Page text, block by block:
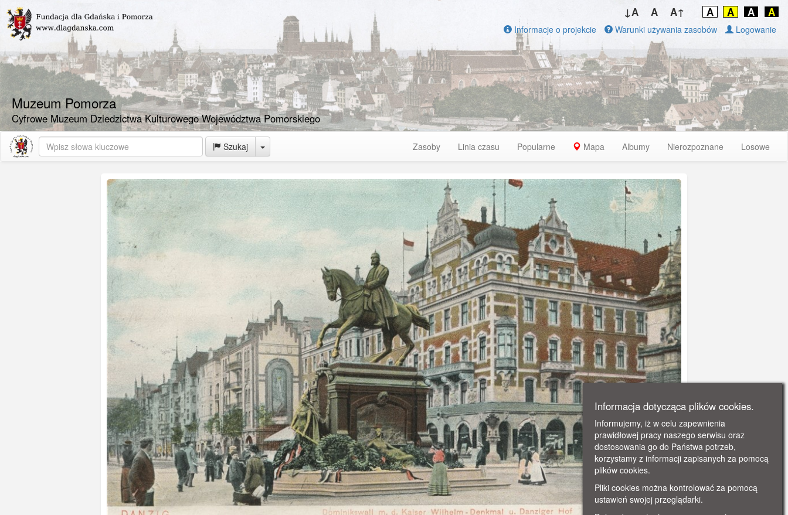
Muzeum Pomorza
Cyfrowe Muzeum Dziedzictwa Kulturowego Województwa Pomorskiego
↓A A A↑ A A A A
Informacje o projekcie Warunki używania zasobów Logowanie
Szukaj Toggle Dropdown Zasoby Linia czasu Popularne Mapa Albumy Nierozpoznane Losowe
Informacja dotycząca plików cookies.
Informujemy, iż w celu zapewnienia
prawidłowej pracy naszego serwisu oraz
dostosowania go do Państwa potrzeb,
korzystamy z informacji zapisanych za pomocą
plików cookies.
Pliki cookies można kontrolować za pomocą
ustawień swojej przeglądarki.